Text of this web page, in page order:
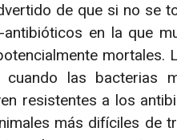
de que si no se
en la que
mortales.
cuando las bacterias
resistentes a los
más difíciles de